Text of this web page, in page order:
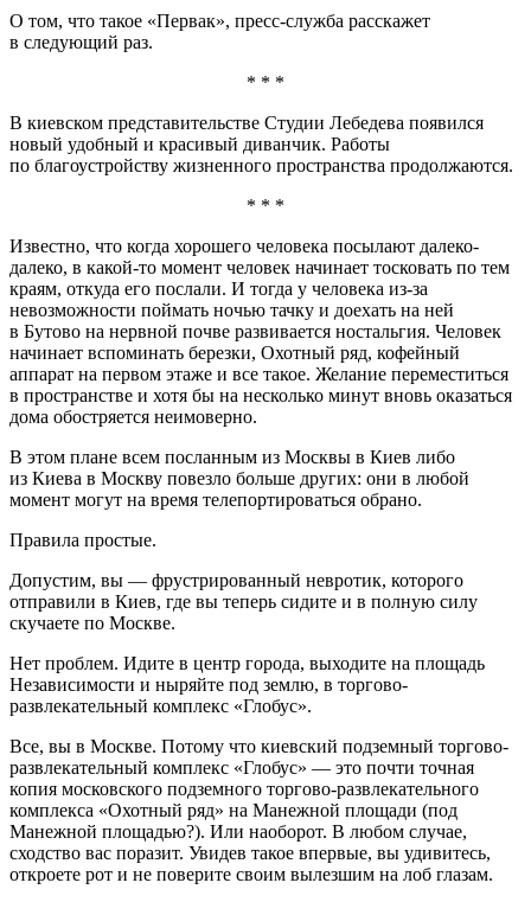
О том, что такое «Первак», пресс-служба расскажет
в следующий раз.
* * *
В киевском представительстве Студии Лебедева появился
новый удобный и красивый диванчик. Работы
по благоустройству жизненного пространства продолжаются.
* * *
Известно, что когда хорошего человека посылают далеко-
далеко, в какой-то момент человек начинает тосковать по тем
краям, откуда его послали. И тогда у человека из-за
невозможности поймать ночью тачку и доехать на ней
в Бутово на нервной почве развивается ностальгия. Человек
начинает вспоминать березки, Охотный ряд, кофейный
аппарат на первом этаже и все такое. Желание переместиться
в пространстве и хотя бы на несколько минут вновь оказаться
дома обостряется неимоверно.
В этом плане всем посланным из Москвы в Киев либо
из Киева в Москву повезло больше других: они в любой
момент могут на время телепортироваться обрано.
Правила простые.
Допустим, вы — фрустрированный невротик, которого
отправили в Киев, где вы теперь сидите и в полную силу
скучаете по Москве.
Нет проблем. Идите в центр города, выходите на площадь
Независимости и ныряйте под землю, в торгово-
развлекательный комплекс «Глобус».
Все, вы в Москве. Потому что киевский подземный торгово-
развлекательный комплекс «Глобус» — это почти точная
копия московского подземного торгово-развлекательного
комплекса «Охотный ряд» на Манежной площади (под
Манежной площадью?). Или наоборот. В любом случае,
сходство вас поразит. Увидев такое впервые, вы удивитесь,
откроете рот и не поверите своим вылезшим на лоб глазам.